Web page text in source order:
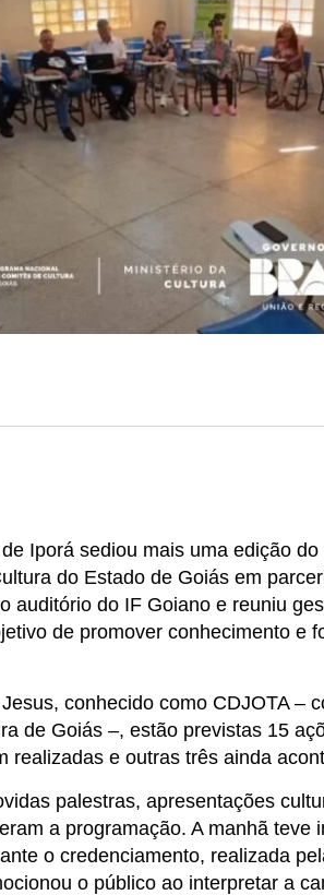
Iporá sediou mais uma edição
do Estado de Goiás em
auditório do IF Goiano e reuniu
de promover conhecimento e
conhecido como CDJOTA –
de Goiás –, estão previstas 15
realizadas e outras três ainda
palestras, apresentações
a programação. A manhã teve
o credenciamento, realizada
o público ao interpretar a